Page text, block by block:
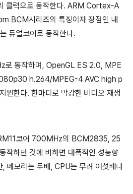
클럭으로 동작한다. ARM Cortex-A
BCM시리즈의 특징이자 장점인 내
듀얼코어로 동작한다.
동작하며, OpenGL ES 2.0, MPE
h.264/MPEG-4 AVC high p
원한다. 한마디로 막강한 비디오 재생
코어 700MHz의 BCM2835, 25
하던 것에 비하면 대폭적인 성능향
, 메모리는 두배, CPU는 무려 여섯배나